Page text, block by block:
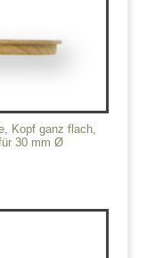
Kopf ganz flach,
30 mm Ø